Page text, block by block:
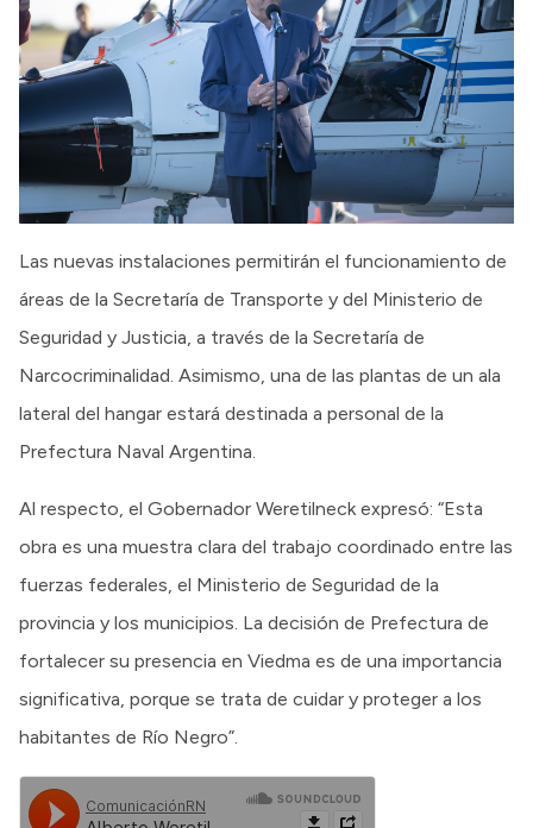
Las nuevas instalaciones permitirán el funcionamiento de
áreas de la Secretaría de Transporte y del Ministerio de
Seguridad y Justicia, a través de la Secretaría de
Narcocriminalidad. Asimismo, una de las plantas de un ala
lateral del hangar estará destinada a personal de la
Prefectura Naval Argentina.
Al respecto, el Gobernador Weretilneck expresó: “Esta
obra es una muestra clara del trabajo coordinado entre las
fuerzas federales, el Ministerio de Seguridad de la
provincia y los municipios. La decisión de Prefectura de
fortalecer su presencia en Viedma es de una importancia
significativa, porque se trata de cuidar y proteger a los
habitantes de Río Negro”.